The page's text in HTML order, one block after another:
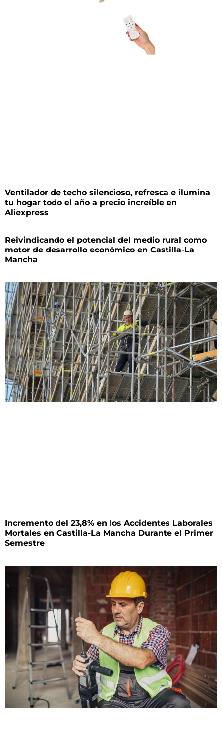
Ventilador de techo silencioso, refresca e ilumina
tu hogar todo el año a precio increíble en
Aliexpress
Reivindicando el potencial del medio rural como
motor de desarrollo económico en Castilla-La
Mancha
Incremento del 23,8% en los Accidentes Laborales
Mortales en Castilla-La Mancha Durante el Primer
Semestre